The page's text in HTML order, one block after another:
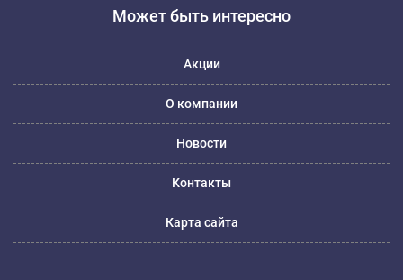
Может быть интересно
Акции
О компании
Новости
Контакты
Карта сайта